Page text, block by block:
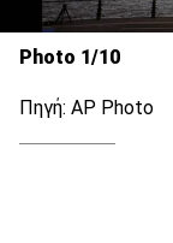
Photo 1/10
Πηγή: AP Photo